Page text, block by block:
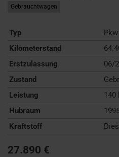
Gebrauchtwagen
Typ
Pkw
Kilometerstand
Erstzulassung
06/
Zustand
Leistung
140
Hubraum
Kraftstoff
27.890 €